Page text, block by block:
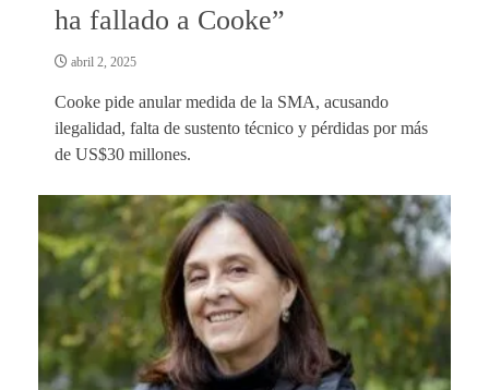
ha fallado a Cooke”
abril 2, 2025
Cooke pide anular medida de la SMA, acusando
ilegalidad, falta de sustento técnico y pérdidas por más
de US$30 millones.